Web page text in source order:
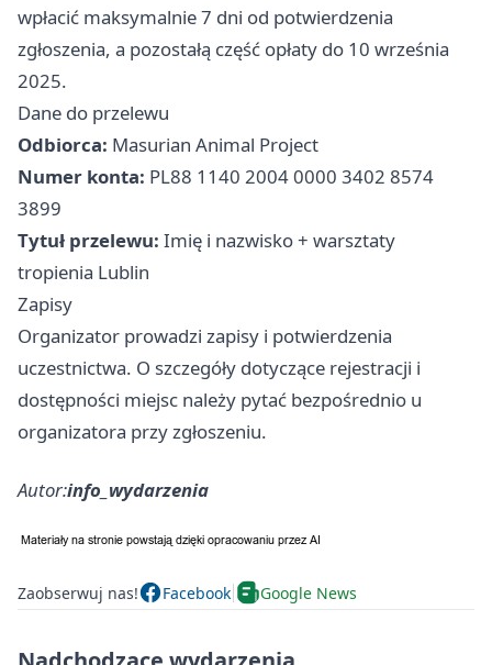
wpłacić maksymalnie 7 dni od potwierdzenia
zgłoszenia, a pozostałą część opłaty do 10 września
2025.
Dane do przelewu
Odbiorca: Masurian Animal Project
Numer konta: PL88 1140 2004 0000 3402 8574
3899
Tytuł przelewu: Imię i nazwisko + warsztaty
tropienia Lublin
Zapisy
Organizator prowadzi zapisy i potwierdzenia
uczestnictwa. O szczegóły dotyczące rejestracji i
dostępności miejsc należy pytać bezpośrednio u
organizatora przy zgłoszeniu.
Autor:info_wydarzenia
Zaobserwuj nas! Facebook Google News